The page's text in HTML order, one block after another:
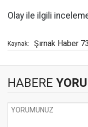
Olay ile ilgili
Kaynak: Şırnak Haber 73
HABERE